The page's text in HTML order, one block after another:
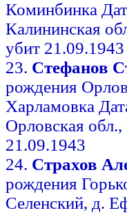
Коминбинка
Калининская
убит 21.09.1943
23. Стефанов
рождения
Харламовка
Орловская
21.09.1943
24. Страхов
рождения
Селенский, д.